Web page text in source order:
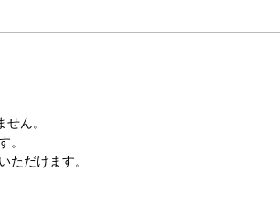
ん。
。
ただけます。